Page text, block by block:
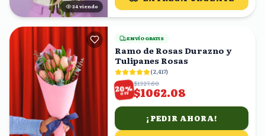
25 viendo
ENVÍO GRATIS
Ramo de Rosas Durazno y
Tulipanes Rosas
(2,417)
20%
OFF
$1327.60
$1062.08
¡PEDIR AHORA!